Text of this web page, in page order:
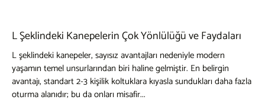
L Şeklindeki Kanepelerin Çok Yönlülüğü ve Faydaları
L şeklindeki kanepeler, sayısız avantajları nedeniyle modern
yaşamın temel unsurlarından biri haline gelmiştir. En belirgin
avantajı, standart 2-3 kişilik koltuklara kıyasla sundukları daha fazla
oturma alanıdır; bu da onları misafir...